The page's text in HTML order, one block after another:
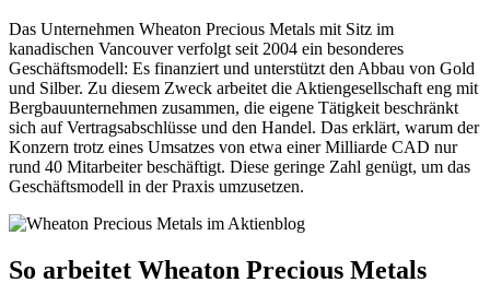
Das Unternehmen Wheaton Precious Metals mit Sitz im
kanadischen Vancouver verfolgt seit 2004 ein besonderes
Geschäftsmodell: Es finanziert und unterstützt den Abbau von Gold
und Silber. Zu diesem Zweck arbeitet die Aktiengesellschaft eng mit
Bergbauunternehmen zusammen, die eigene Tätigkeit beschränkt
sich auf Vertragsabschlüsse und den Handel. Das erklärt, warum der
Konzern trotz eines Umsatzes von etwa einer Milliarde CAD nur
rund 40 Mitarbeiter beschäftigt. Diese geringe Zahl genügt, um das
Geschäftsmodell in der Praxis umzusetzen.
So arbeitet Wheaton Precious Metals